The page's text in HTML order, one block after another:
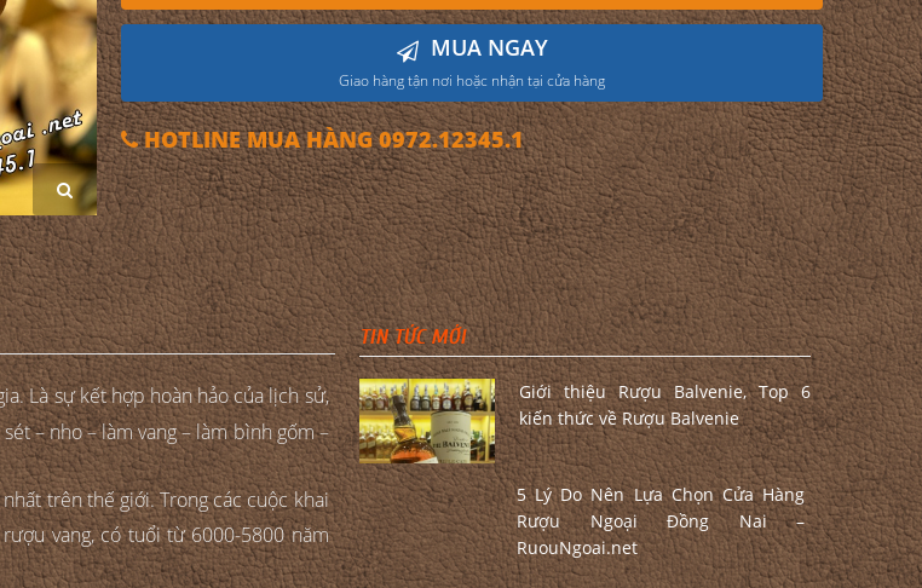
MUA NGAY
Giao hàng tận nơi hoặc nhận tại cửa hàng
HOTLINE MUA HÀNG 0972.12345.1
Là sự kết hợp hoàn hảo của lịch sử,
– nho – làm vang – làm bình gốm –
trên thế giới. Trong các cuộc khai
vang, có tuổi từ 6000-5800 năm
TIN TỨC MỚI
Giới thiệu Rượu Balvenie, Top 6
kiến thức về Rượu Balvenie
5 Lý Do Nên Lựa Chọn Cửa Hàng
Rượu Ngoại Đồng Nai –
RuouNgoai.net